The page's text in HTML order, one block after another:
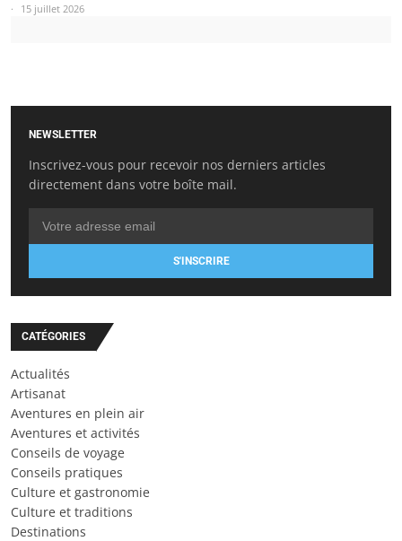
15 juillet 2026
NEWSLETTER
Inscrivez-vous pour recevoir nos derniers articles
directement dans votre boîte mail.
S'INSCRIRE
CATÉGORIES
Actualités
Artisanat
Aventures en plein air
Aventures et activités
Conseils de voyage
Conseils pratiques
Culture et gastronomie
Culture et traditions
Destinations